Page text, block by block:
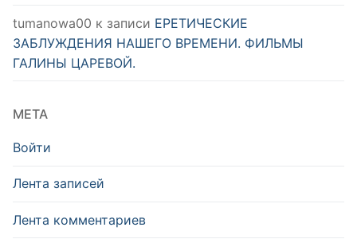
tumanowa00 к записи ЕРЕТИЧЕСКИЕ
ЗАБЛУЖДЕНИЯ НАШЕГО ВРЕМЕНИ. ФИЛЬМЫ
ГАЛИНЫ ЦАРЕВОЙ.
МЕТА
Войти
Лента записей
Лента комментариев